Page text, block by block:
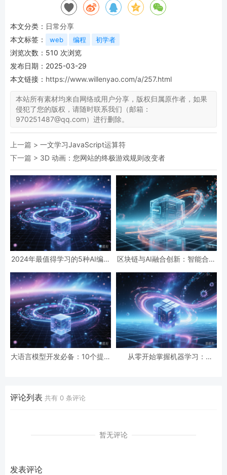
本文分类： 日常分享
本文标签：
web 编程 初学者
浏览次数： 510 次浏览
发布日期：2025-03-29
本文链接： https://www.willenyao.com/a/257.html
本站所有素材均来自网络或用户分享，版权归属原作者，如果
侵犯了您的版权，请随时联系我们（邮箱：
970251487@qq.com）进行删除。
上一篇 > 一文学习JavaScript运算符
下一篇 > 3D 动画：您网站的终极游戏规则改变者
2024年最值得学习的5种AI编程
区块链与AI融合创新：智能合约
大语言模型开发必备：10个提升
从零开始掌握机器学习：
评论列表 共有 0 条评论
暂无评论
发表评论